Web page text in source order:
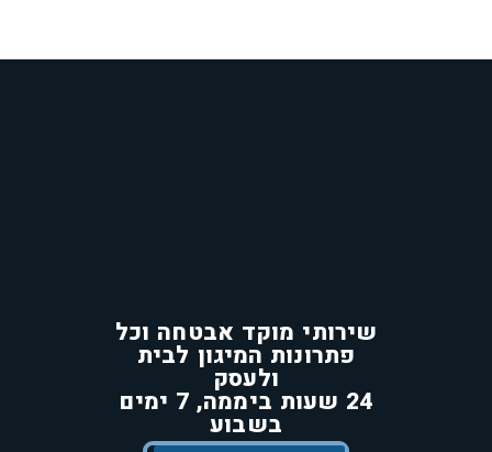
שירותי מוקד אבטחה וכל
פתרונות המיגון לבית
ולעסק
24 שעות ביממה, 7 ימים
בשבוע